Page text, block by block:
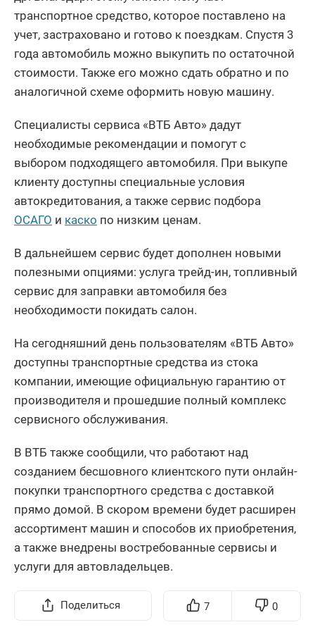
транспортное средство, которое поставлено на
учет, застраховано и готово к поездкам. Спустя 3
года автомобиль можно выкупить по остаточной
стоимости. Также его можно сдать обратно и по
аналогичной схеме оформить новую машину.
Специалисты сервиса «ВТБ Авто» дадут
необходимые рекомендации и помогут с
выбором подходящего автомобиля. При выкупе
клиенту доступны специальные условия
автокредитования, а также сервис подбора
ОСАГО и каско по низким ценам.
В дальнейшем сервис будет дополнен новыми
полезными опциями: услуга трейд-ин, топливный
сервис для заправки автомобиля без
необходимости покидать салон.
На сегодняшний день пользователям «ВТБ Авто»
доступны транспортные средства из стока
компании, имеющие официальную гарантию от
производителя и прошедшие полный комплекс
сервисного обслуживания.
В ВТБ также сообщили, что работают над
созданием бесшовного клиентского пути онлайн-
покупки транспортного средства с доставкой
прямо домой. В скором времени будет расширен
ассортимент машин и способов их приобретения,
а также внедрены востребованные сервисы и
услуги для автовладельцев.
Поделиться 7 0